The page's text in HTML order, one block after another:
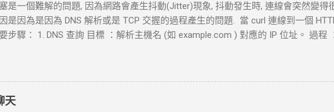
是一個難解的問題, 因為網路會產生抖動(Jitter)現象, 抖動發生時, 連線會突然變得
是因為是因為 DNS 解析或是 TCP 交握的過程產生的問題. 當 curl 連線到一個
步驟： 1. DNS 查詢 目標 ：解析主機名 (如 example.com ) 對應的 IP 位址。 過程
設定時間內未完成三向交握，則連線失敗並返回超時錯誤。 3. 發送 HTTP 請
，根據 URL 設定不同的請求方法（如 GET 、 POST ）。 過程 ： curl 構建 HTTP
天